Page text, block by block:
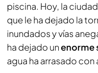
piscina. Hoy, la
que le ha dejado la
inundados y vías
ha dejado unenorme
agua ha arrasado con